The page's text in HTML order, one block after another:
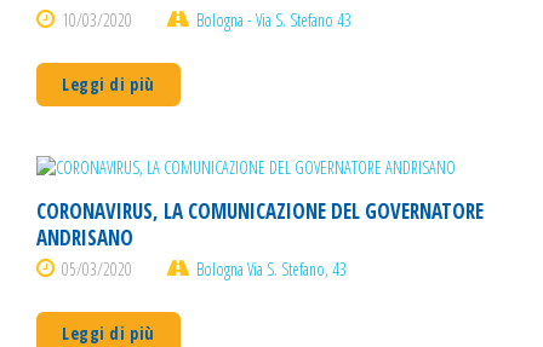
10/03/2020 Bologna - Via S. Stefano 43
Leggi di più
CORONAVIRUS, LA COMUNICAZIONE DEL GOVERNATORE
ANDRISANO
05/03/2020 Bologna Via S. Stefano, 43
Leggi di più